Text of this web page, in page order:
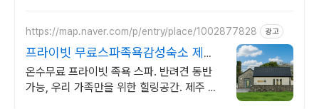
https://map.naver.com/p/entry/place/1002877828 광고
프라이빗 무료스파족욕감성숙소 제주
돌담감성, 반려견 환영
온수무료 프라이빗 족욕 스파. 반려견 동반
가능, 우리 가족만을 위한 힐링공간. 제주 이